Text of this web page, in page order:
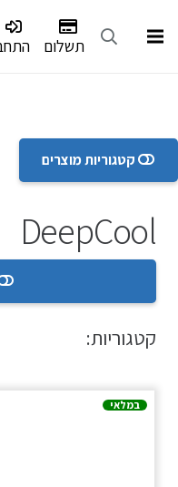
תשלום
קטגוריות מוצרים
קטגוריות:
DeepCool
במלאי